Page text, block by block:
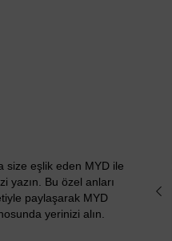
size eşlik eden MYD ile
yazın. Bu özel anları
paylaşarak MYD
yerinizi alın.